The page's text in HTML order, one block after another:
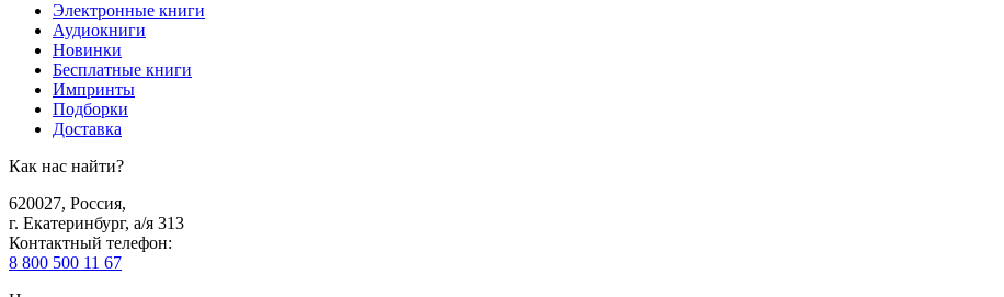
Электронные книги
Аудиокниги
Новинки
Бесплатные книги
Импринты
Подборки
Доставка
Как нас найти?
620027, Россия,
г. Екатеринбург, а/я 313
Контактный телефон:
8 800 500 11 67